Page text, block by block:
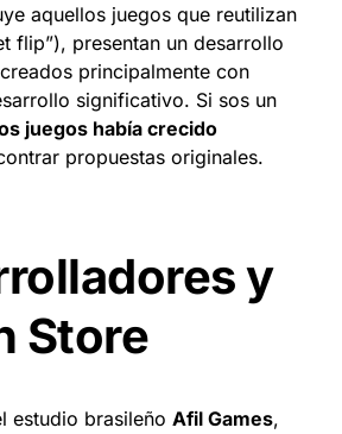
aquellos juegos que reutilizan
flip”), presentan un desarrollo
principalmente con
significativo. Si sos un
juegos había crecido
propuestas originales.
y
Store
estudio brasileño Afil Games,